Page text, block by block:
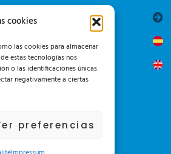
cookies
las cookies para almacenar
estas tecnologías nos
o las identificaciones únicas
negativamente a ciertas
preferencias